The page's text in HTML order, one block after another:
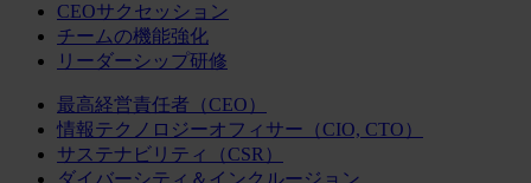
CEOサクセッション
チームの機能強化
リーダーシップ研修
最高経営責任者（CEO）
情報テクノロジーオフィサー（CIO, CTO）
サステナビリティ（CSR）
ダイバーシティ＆インクルージョン